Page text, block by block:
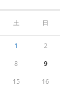
土 日
1 2
8 9
15 16